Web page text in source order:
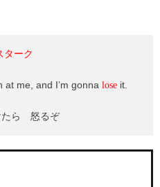
ターク
me, and I’m gonna lose it.
たら 怒るぞ